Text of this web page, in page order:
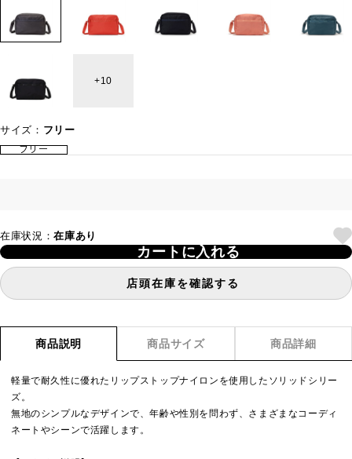
10
サイズ： フリー
フリー
在庫状況：在庫あり
カートに入れる
店頭在庫を確認する
商品説明 商品サイズ 商品詳細
軽量で耐久性に優れたリップストップナイロンを使用したソリッドシリー
ズ。
無地のシンプルなデザインで、年齢や性別を問わず、さまざまなコーディ
ネートやシーンで活躍します。